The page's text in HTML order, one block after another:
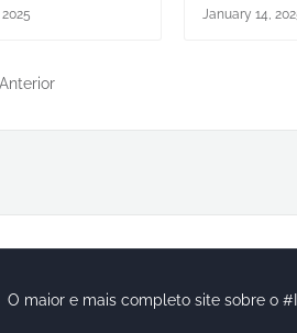
January 14,
O maior e mais completo site sobre o